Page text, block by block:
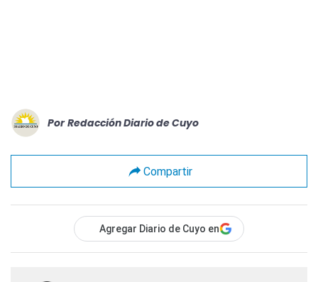
Por Redacción Diario de Cuyo
Compartir
Agregar Diario de Cuyo en